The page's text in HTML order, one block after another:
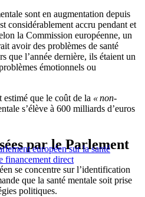
sont en augmentation depuis
considérablement accru pendant et
la Commission européenne, un
avoir des problèmes de santé
que l’année dernière, ils étaient un
émotionnels ou
estimé que le coût de la « non-
s’élève à 600 milliards d’euros
européen sur la santé
financement direct
par le Parlement
se concentre sur l’identification
que la santé mentale soit prise
politiques.